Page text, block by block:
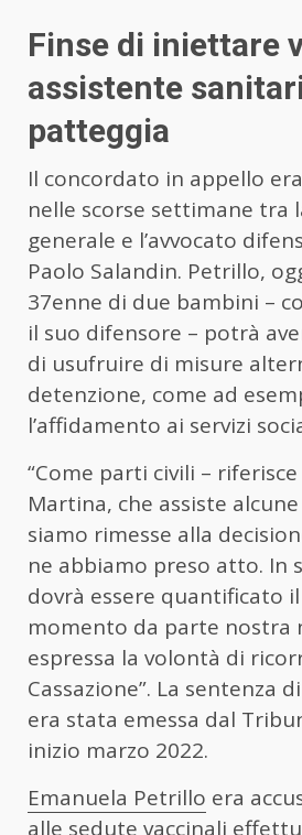
Finse di iniettare
assistente
patteggia
Il concordato in appello
nelle scorse settimane tra
generale e l’avvocato
Paolo Salandin. Petrillo,
37enne di due bambini –
il suo difensore – potrà
di usufruire di misure
detenzione, come ad
l’affidamento ai servizi
“Come parti civili –
Martina, che assiste
siamo rimesse alla
ne abbiamo preso atto. In
dovrà essere quantificato
momento da parte nostra
espressa la volontà di
Cassazione”. La sentenza
era stata emessa dal
inizio marzo 2022.
Emanuela Petrillo era
alle sedute vaccinali